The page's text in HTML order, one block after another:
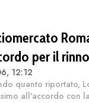
per il
12:12
quanto riportato,
all'accordo con